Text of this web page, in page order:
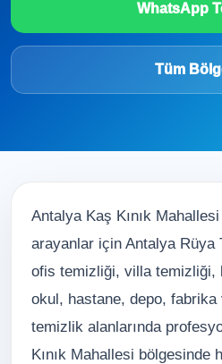
WhatsApp
Tüm
Antalya Kaş Kınık
arayanlar için Antalya Rüya
ofis temizliği, villa temizliği,
okul, hastane, depo, fabrika
temizlik alanlarında
Kınık Mahallesi bölgesinde